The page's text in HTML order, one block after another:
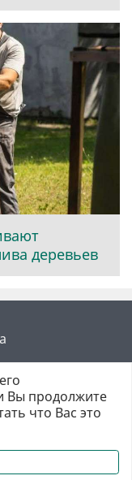
деревьев
використанні
у першому абзаці.
Вы продолжите
что Вас это